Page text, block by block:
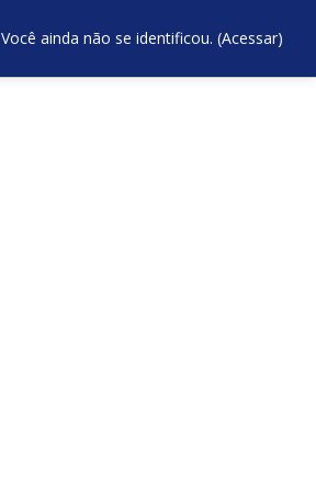
Você ainda não se identificou. (Acessar)